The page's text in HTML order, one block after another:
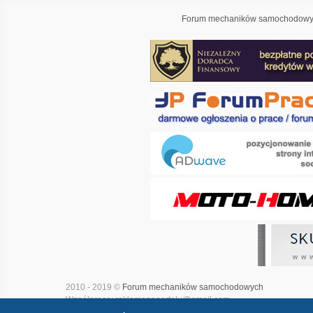
Forum mechaników
2010 - 2019 © Forum mechaników samochodowych
Współpraca: reklamanaportalu@gmail.com